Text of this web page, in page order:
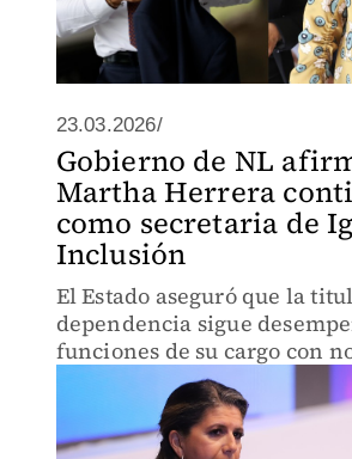
23.03.2026/
Gobierno de NL
Martha Herrera
como secretaria de
Inclusión
El Estado aseguró que la
dependencia sigue
funciones de su cargo con